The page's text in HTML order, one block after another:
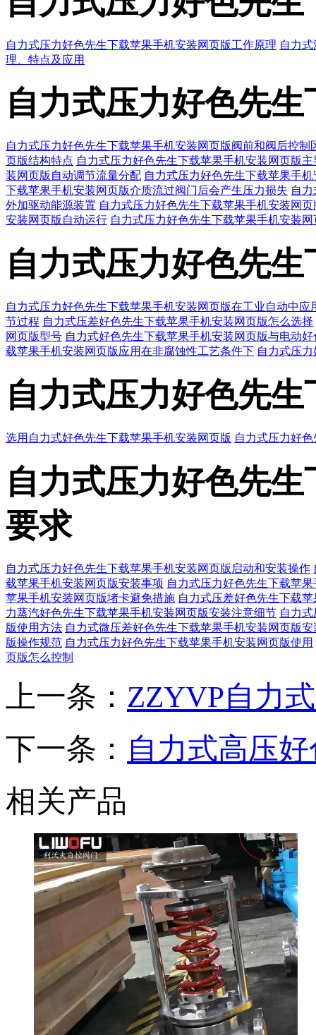
自力式压力好色先生下载苹果手机安装网页版工作原理 自力
理、特点及应用
自力式压力好色先
自力式压力好色先生下载苹果手机安装网页版阀前和阀后控制
页版结构特点 自力式压力好色先生下载苹果手机安装网页版
装网页版自动调节流量分配 自力式压力好色先生下载苹果手
下载苹果手机安装网页版介质流过阀门后会产生压力损失 自
外加驱动能源装置 自力式压力好色先生下载苹果手机安装网
安装网页版自动运行 自力式压力好色先生下载苹果手机安装
自力式压力好色先
自力式压力好色先生下载苹果手机安装网页版在工业自动中应
节过程 自力式压差好色先生下载苹果手机安装网页版怎么选择
网页版型号 自力式好色先生下载苹果手机安装网页版与电动
载苹果手机安装网页版应用在非腐蚀性工艺条件下 自力式压
自力式压力好色先
选用自力式好色先生下载苹果手机安装网页版 自力式压力好
自力式压力好色先生
要求
自力式压力好色先生下载苹果手机安装网页版启动和安装操作
载苹果手机安装网页版安装事项 自力式压力好色先生下载苹
苹果手机安装网页版堵卡避免措施 自力式压差好色先生下载
力蒸汽好色先生下载苹果手机安装网页版安装注意细节 自力
版使用方法 自力式微压差好色先生下载苹果手机安装网页版安
版操作规范 自力式压力好色先生下载苹果手机安装网页版使用
页版怎么控制
上一条： ZZYVP自力
下一条： 自力式高压
相关产品